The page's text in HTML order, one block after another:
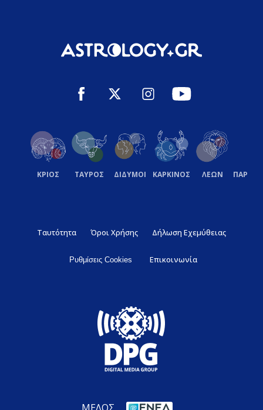
ΚΡΙΟΣ ΤΑΥΡΟΣ ΔΙΔΥΜΟΙ ΚΑΡΚΙΝΟΣ ΛΕΩΝ
Ταυτότητα Όροι Χρήσης Δήλωση Εχεμύθειας
Ρυθμίσεις Cookies Επικοινωνία